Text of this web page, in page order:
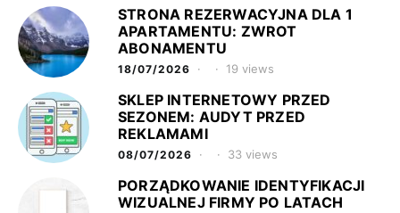
STRONA REZERWACYJNA DLA 1
APARTAMENTU: ZWROT
ABONAMENTU
18/07/2026 19 views
SKLEP INTERNETOWY PRZED
SEZONEM: AUDYT PRZED
REKLAMAMI
08/07/2026 33 views
PORZĄDKOWANIE IDENTYFIKACJI
WIZUALNEJ FIRMY PO LATACH